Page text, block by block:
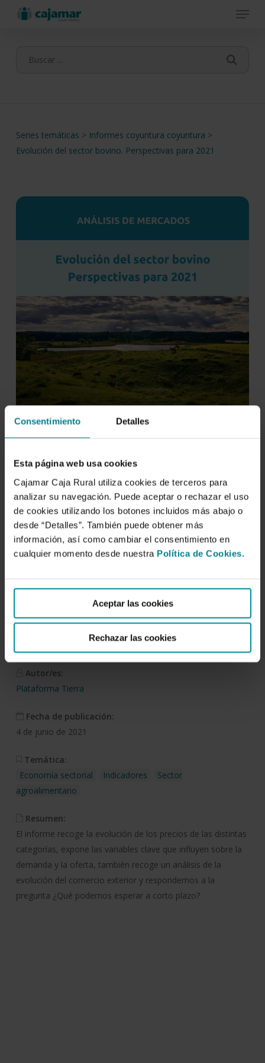
Consentimiento Detalles
Esta página web usa cookies
Cajamar Caja Rural utiliza cookies de terceros para
analizar su navegación. Puede aceptar o rechazar el uso
de cookies utilizando los botones incluidos más abajo o
desde “Detalles”. También puede obtener más
información, así como cambiar el consentimiento en
cualquier momento desde nuestra Política de Cookies.
Aceptar las cookies
Rechazar las cookies
Menu
Series temáticas > Informes coyuntura coyuntura >
Evolución del sector bovino. Perspectivas para 2021
Descargar
Evolución del sector
bovino. Perspectivas para
Autor/es:
Plataforma Tierra
Fecha de publicación:
4 de junio de 2021
Temática:
Economía sectorial
Indicadores
Sector
agroalimentario
Resumen:
El informe recoge la evolución de los precios de las distintas
categorías, expone las variables clave que influyen sobre la
demanda y la oferta, también recoge un análisis de la
evolución del comercio exterior y respondemos a la
pregunta ¿Qué podemos esperar a corto plazo?